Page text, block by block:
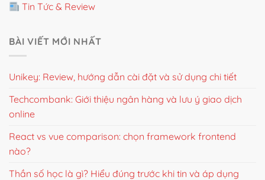
Tin Tức & Review
BÀI VIẾT MỚI NHẤT
Unikey: Review, hướng dẫn cài đặt và sử dụng chi tiết
Techcombank: Giới thiệu ngân hàng và lưu ý giao dịch
online
React vs vue comparison: chọn framework frontend
nào?
Thần số học là gì? Hiểu đúng trước khi tin và áp dụng